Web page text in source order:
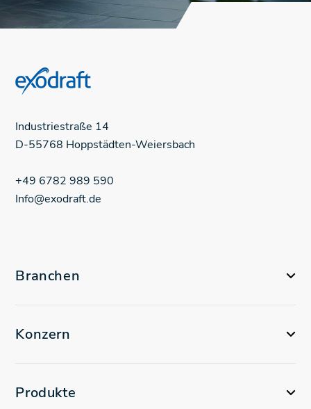
Industriestraße 14
D-55768 Hoppstädten-Weiersbach
+49 6782 989 590
Info@exodraft.de
Branchen
Konzern
Produkte